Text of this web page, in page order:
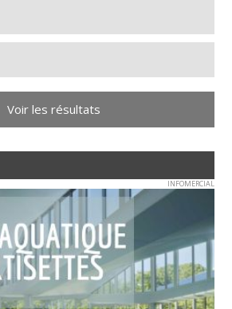
Voir les résultats
INFOMERCIAL